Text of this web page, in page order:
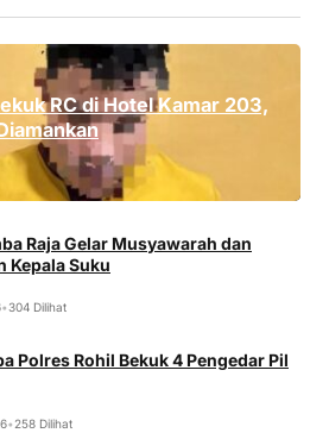
RC di Hotel Kamar 203,
Raja Gelar Musyawarah dan
Kepala Suku
•304 Dilihat
Polres Rohil Bekuk 4 Pengedar Pil
• 258 Dilihat